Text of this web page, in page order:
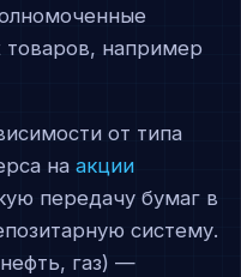
товаров, например
от типа
наакции
передачу бумаг в
систему.
газ) —